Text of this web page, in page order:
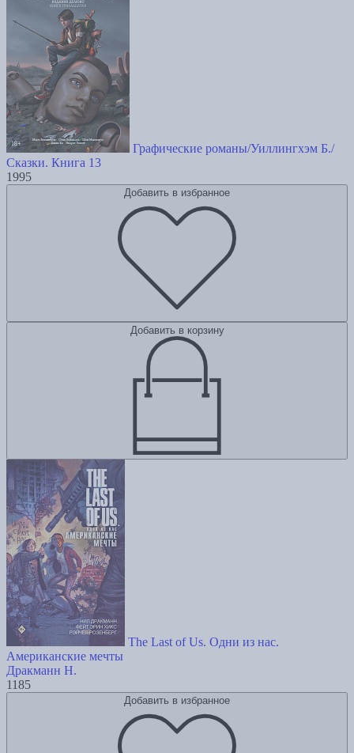
Графические романы/Уиллингхэм Б./
Сказки. Книга 13
1995
Добавить в избранное
Добавить в корзину
The Last of Us. Одни из нас.
Американские мечты
Дракманн Н.
1185
Добавить в избранное